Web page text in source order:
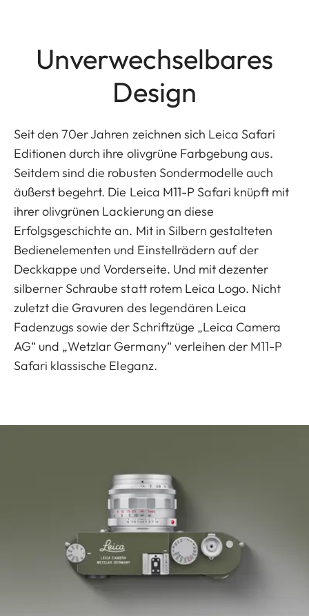
Unverwechselbares
Design
Seit den 70er Jahren zeichnen sich Leica Safari
Editionen durch ihre olivgrüne Farbgebung aus.
Seitdem sind die robusten Sondermodelle auch
äußerst begehrt. Die Leica M11-P Safari knüpft mit
ihrer olivgrünen Lackierung an diese
Erfolgsgeschichte an. Mit in Silbern gestalteten
Bedienelementen und Einstellrädern auf der
Deckkappe und Vorderseite. Und mit dezenter
silberner Schraube statt rotem Leica Logo. Nicht
zuletzt die Gravuren des legendären Leica
Fadenzugs sowie der Schriftzüge „Leica Camera
AG“ und „Wetzlar Germany“ verleihen der M11-P
Safari klassische Eleganz.